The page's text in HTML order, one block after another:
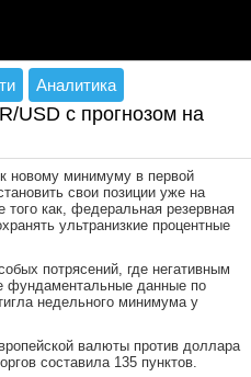
Аналитика
USD с прогнозом на
новому минимуму в первой
свои позиции уже на
того как, федеральная резервная
ультранизкие процентные
потрясений, где негативным
фундаментальные данные по
недельного минимума у
валюты против доллара
составила 135 пунктов.